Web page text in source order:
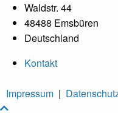
Waldstr. 44
48488 Emsbüren
Deutschland
Kontakt
Impressum |